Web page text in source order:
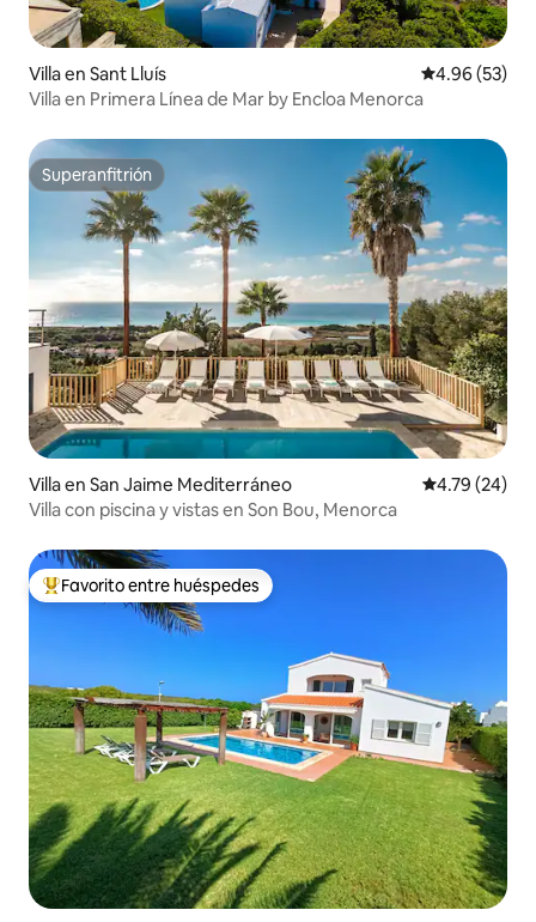
Villa en Sant Lluís Calificación
4.96 (53)
Villa en Primera Línea de Mar by Encloa Menorca
Superanfitrión
Superanfitrión
Villa en San Jaime Mediterráneo Calificación
4.79 (24)
Villa con piscina y vistas en Son Bou, Menorca
Favorito entre huéspedes preferido
Favorito entre huéspedes